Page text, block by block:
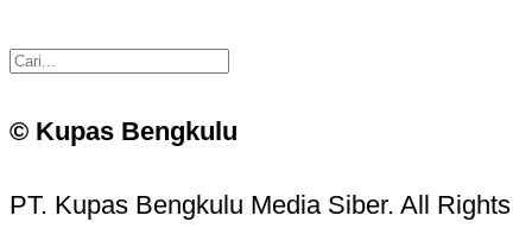
© Kupas Bengkulu
PT. Kupas Bengkulu Media Siber. All Rights